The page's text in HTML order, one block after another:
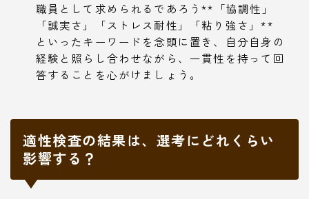
職員として求められるであろう**「協調性」
「誠実さ」「ストレス耐性」「粘り強さ」**
といったキーワードを念頭に置き、自分自身の
経験と照らし合わせながら、一貫性を持って回
答することを心がけましょう。
適性検査の結果は、選考にどれくらい
影響する？